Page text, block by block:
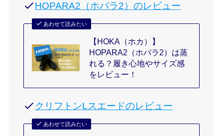
HOPARA2（ホパラ2）のレビュー
あわせて読みたい
【HOKA（ホカ）】
HOPARA2（ホパラ2）は蒸
れる？履き心地やサイズ感
をレビュー！
クリフトンLスエードのレビュー
あわせて読みたい